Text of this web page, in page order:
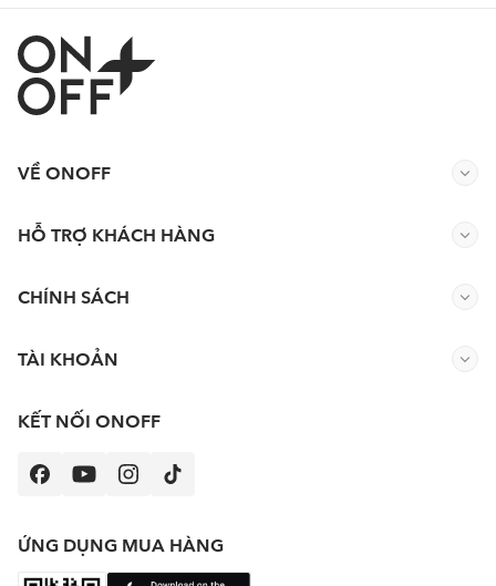
HỖ TRỢ KHÁCH HÀNG
TÀI KHOẢN
CHÍNH SÁCH
VỀ ONOFF
KẾT NỐI ONOFF
ỨNG DỤNG MUA HÀNG